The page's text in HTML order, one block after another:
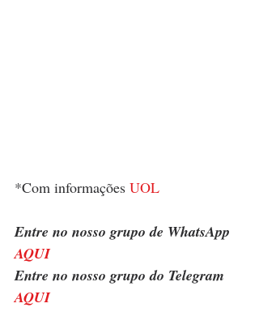
*Com informações UOL
Entre no nosso grupo de WhatsApp
AQUI
Entre no nosso grupo do Telegram
AQUI